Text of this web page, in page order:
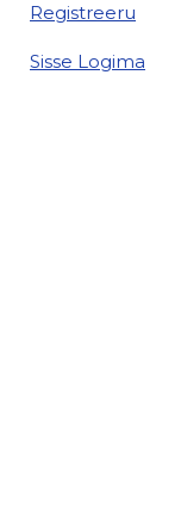
Registreeru
Sisse Logima